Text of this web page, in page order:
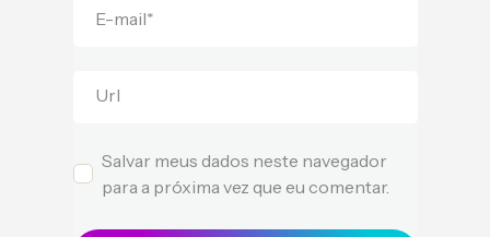
E-mail*
Url
Salvar meus dados neste navegador
para a próxima vez que eu comentar.